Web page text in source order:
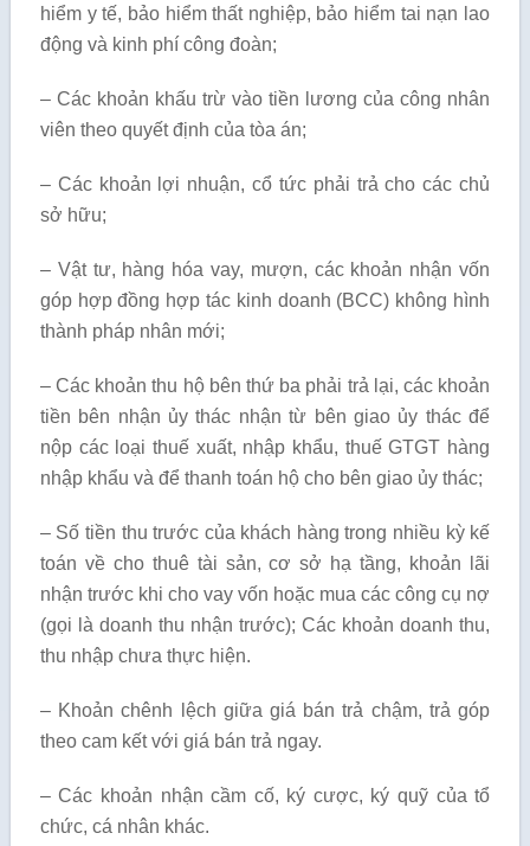
hiểm y tế, bảo hiểm thất nghiệp, bảo hiểm tai nạn lao
động và kinh phí công đoàn;
– Các khoản khấu trừ vào tiền lương của công nhân
viên theo quyết định của tòa án;
– Các khoản lợi nhuận, cổ tức phải trả cho các chủ
sở hữu;
– Vật tư, hàng hóa vay, mượn, các khoản nhận vốn
góp hợp đồng hợp tác kinh doanh (BCC) không hình
thành pháp nhân mới;
– Các khoản thu hộ bên thứ ba phải trả lại, các khoản
tiền bên nhận ủy thác nhận từ bên giao ủy thác để
nộp các loại thuế xuất, nhập khẩu, thuế GTGT hàng
nhập khẩu và để thanh toán hộ cho bên giao ủy thác;
– Số tiền thu trước của khách hàng trong nhiều kỳ kế
toán về cho thuê tài sản, cơ sở hạ tầng, khoản lãi
nhận trước khi cho vay vốn hoặc mua các công cụ nợ
(gọi là doanh thu nhận trước); Các khoản doanh thu,
thu nhập chưa thực hiện.
– Khoản chênh lệch giữa giá bán trả chậm, trả góp
theo cam kết với giá bán trả ngay.
– Các khoản nhận cầm cố, ký cược, ký quỹ của tổ
chức, cá nhân khác.